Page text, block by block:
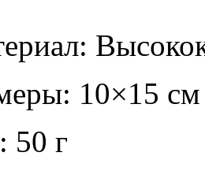
10×15 см
50 г